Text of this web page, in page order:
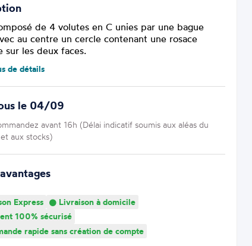
de 4 volutes en C unies par une bague
au centre un cercle contenant une rosace
sur les deux faces.
de détails
le 04/09
avant 16h (Délai indicatif soumis aux aléas du
aux stocks)
Express
Livraison à domicile
100% sécurisé
rapide sans création de compte